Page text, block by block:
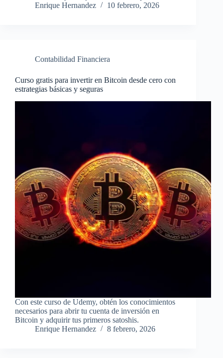
Enrique Hernandez
10 febrero, 2026
Contabilidad Financiera
Curso gratis para invertir en Bitcoin desde cero con
estrategias básicas y seguras
Con este curso de Udemy, obtén los conocimientos
necesarios para abrir tu cuenta de inversión en
Bitcoin y adquirir tus primeros satoshis.
Enrique Hernandez
8 febrero, 2026